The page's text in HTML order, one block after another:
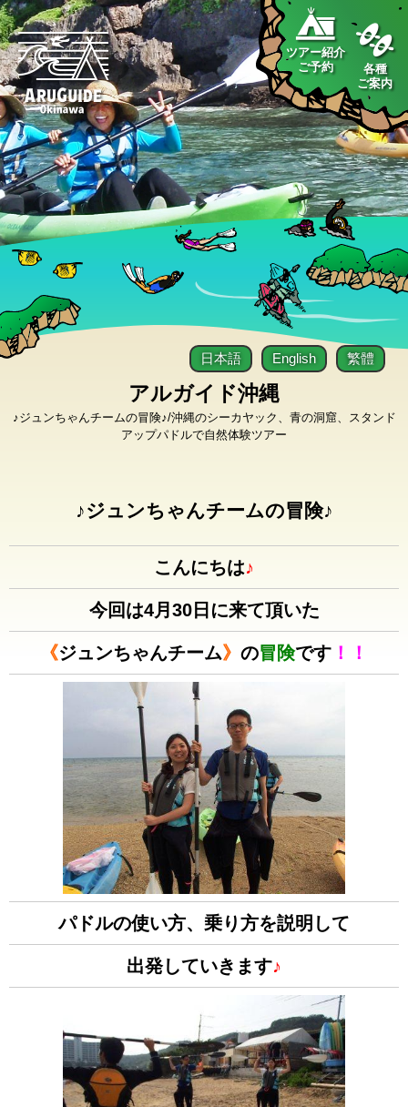
ツアー紹介
ご予約
各種
ご案内
アルガイド沖縄
♪ジュンちゃんチームの冒険♪/沖縄のシーカヤック、青の洞窟、スタンド
アップパドルで自然体験ツアー
日本語 English 繁體
♪ジュンちゃんチームの冒険♪
こんにちは♪
今回は4月30日に来て頂いた
《ジュンちゃんチーム》 の冒険です ！！
パドルの使い方、乗り方を説明して
出発していきます♪